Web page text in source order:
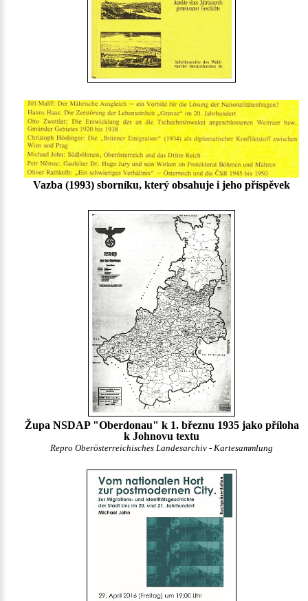
Vazba (1993) sborníku, který obsahuje i jeho příspěvek
Župa NSDAP "Oberdonau" k 1. březnu 1935 jako příloha
k Johnovu textu
Repro Oberösterreichisches Landesarchiv - Kartesammlung